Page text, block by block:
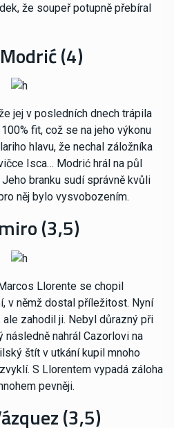
že soupeř potupně přebíral
(4)
jej v posledních dnech trápila
fit, což se na jeho výkonu
hlavu, že nechal záložníka
Isca… Modrić hrál na půl
branku sudí správně kvůli
něj bylo vysvobozením.
(3,5)
Llorente se chopil
v němž dostal příležitost. Nyní
zahodil ji. Nebyl důrazný při
následně nahrál Cazorlovi na
štít v utkání kupil mnoho
S Llorentem vypadá záloha
pevněji.
(3,5)